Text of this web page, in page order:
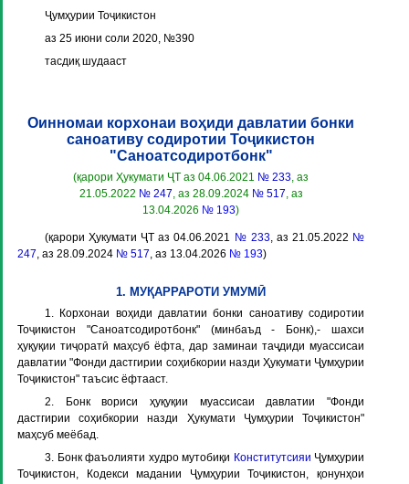
Ҷумҳурии Тоҷикистон
аз 25 июни соли 2020, №390
тасдиқ шудааст
Оинномаи корхонаи воҳиди давлатии бонки
саноативу содиротии Тоҷикистон
"Саноатсодиротбонк"
(қарори Ҳукумати ҶТ аз 04.06.2021 № 233, аз
21.05.2022 № 247, аз 28.09.2024 № 517, аз
13.04.2026 № 193)
(қарори Ҳукумати ҶТ аз 04.06.2021 № 233, аз 21.05.2022 №
247, аз 28.09.2024 № 517, аз 13.04.2026 № 193)
1. МУҚАРРАРОТИ УМУМӢ
1. Корхонаи воҳиди давлатии бонки саноативу содиротии
Тоҷикистон "Саноатсодиротбонк" (минбаъд -
Бонк),- шахси
ҳуқуқии тиҷоратӣ маҳсуб ёфта, дар заминаи таҷдиди муассисаи
давлатии "Фонди дастгирии соҳибкории назди Ҳукумати Ҷумҳурии
Тоҷикистон" таъсис ёфтааст.
2. Бонк вориси ҳуқуқии муассисаи давлатии "Фонди
дастгирии соҳибкории назди Ҳукумати Ҷумҳурии Тоҷикистон"
маҳсуб меёбад.
3. Бонк фаъолияти худро мутобиқи Конститутсияи Ҷумҳурии
Тоҷикистон, Кодекси мадании Ҷумҳурии Тоҷикистон, қонунҳои